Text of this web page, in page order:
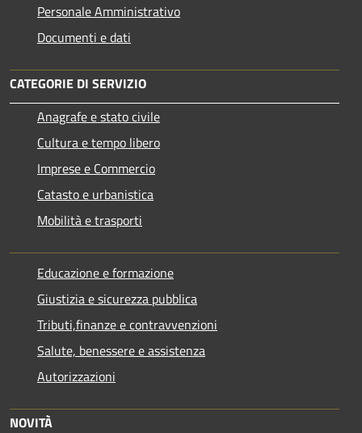
Personale Amministrativo
Documenti e dati
CATEGORIE DI SERVIZIO
Anagrafe e stato civile
Cultura e tempo libero
Imprese e Commercio
Catasto e urbanistica
Mobilità e trasporti
Educazione e formazione
Giustizia e sicurezza pubblica
Tributi,finanze e contravvenzioni
Salute, benessere e assistenza
Autorizzazioni
NOVITÀ